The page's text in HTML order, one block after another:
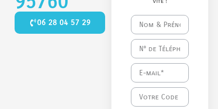
06 28 04 57 29